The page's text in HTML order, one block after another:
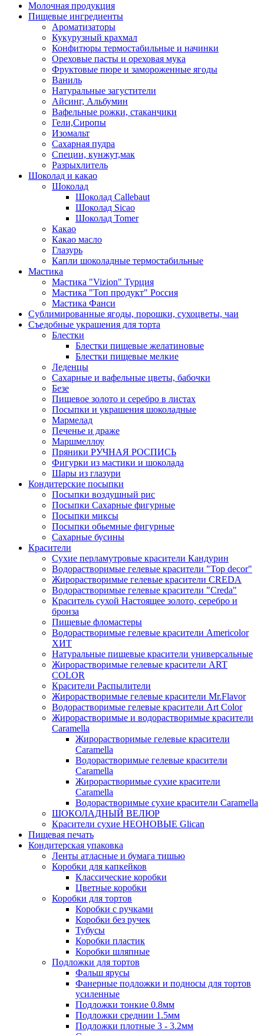
Молочная продукция
Пищевые ингредиенты
Ароматизаторы
Кукурузный крахмал
Конфитюры термостабильные и начинки
Ореховые пасты и ореховая мука
Фруктовые пюре и замороженные ягоды
Ваниль
Натуральные загустители
Айсинг, Альбумин
Вафельные рожки, стаканчики
Гели,Сиропы
Изомальт
Сахарная пудра
Специи, кунжут,мак
Разрыхлитель
Шоколад и какао
Шоколад
Шоколад Callebaut
Шоколад Sicao
Шоколад Tomer
Какао
Какао масло
Глазурь
Капли шоколадные термостабильные
Мастика
Мастика "Vizion" Турция
Мастика "Топ продукт" Россия
Мастика Фанси
Сублимированные ягоды, порошки, сухоцветы, чаи
Съедобные украшения для торта
Блестки
Блестки пищевые желатиновые
Блестки пищевые мелкие
Леденцы
Сахарные и вафельные цветы, бабочки
Безе
Пищевое золото и серебро в листах
Посыпки и украшения шоколадные
Мармелад
Печенье и драже
Маршмеллоу
Пряники РУЧНАЯ РОСПИСЬ
Фигурки из мастики и шоколада
Шары из глазури
Кондитерские посыпки
Посыпки воздушный рис
Посыпки Сахарные фигурные
Посыпки миксы
Посыпки обьемные фигурные
Сахарные бусины
Красители
Сухие перламутровые красители Кандурин
Водорастворимые гелевые красители "Top decor"
Жирорастворимые гелевые красители CREDA
Водорастворимые гелевые красители "Creda"
Краситель сухой Настоящее золото, серебро и
бронза
Пищевые фломастеры
Водорастворимые гелевые красители Americolor
ХИТ
Натуральные пищевые красители универсальные
Жирорастворимые гелевые красители ART
COLOR
Красители Распылители
Жирорастворимые гелевые красители Mr.Flavor
Водорастворимые гелевые красители Art Color
Жирорастворимые и водорастворимые красители
Caramella
Жирорастворимые гелевые красители
Caramella
Водорастворимые гелевые красители
Caramella
Жирорастворимые сухие красители
Caramella
Водорастворимые сухие красители Caramella
ШОКОЛАДНЫЙ ВЕЛЮР
Красители сухие НЕОНОВЫЕ Glican
Пищевая печать
Кондитерская упаковка
Ленты атласные и бумага тишью
Коробки для капкейков
Классические коробки
Цветные коробки
Коробки для тортов
Коробки с ручками
Коробки без ручек
Тубусы
Коробки пластик
Коробки шляпные
Подложки для тортов
Фальш ярусы
Фанерные подложки и подносы для тортов
усиленные
Подложки тонкие 0.8мм
Подложки среднии 1.5мм
Подложки плотные 3 - 3.2мм